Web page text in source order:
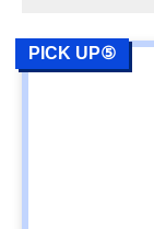
PICK UP⑤